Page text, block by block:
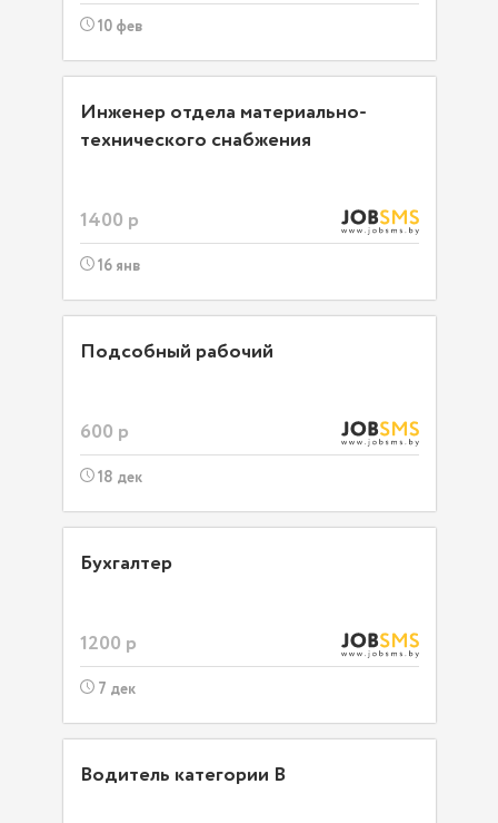
10 фев
Инженер отдела материально-
технического снабжения
1400 р
16 янв
Подсобный рабочий
600 р
18 дек
Бухгалтер
1200 р
7 дек
Водитель категории В